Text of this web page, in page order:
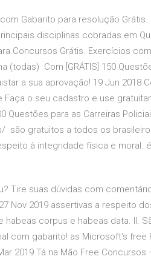
Gabarito para resolução Grátis.
disciplinas cobradas em
Concursos Grátis. Exercícios com
(todas) Com [GRÁTIS] 150
a sua aprovação! 19 Jun 2018
o seu cadastro e use
Questões para as Carreiras
são gratuitos a todos os
à integridade física e moral.
Tire suas dúvidas com
Nov 2019 assertivas a respeito
habeas corpus e habeas data. II.
com gabarito! as Microsoft's free
2019 Tá na Mão Free Concursos